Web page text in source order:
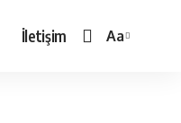
İletişim
Yazı
Aa